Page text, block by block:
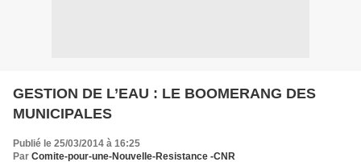
GESTION DE L’EAU : LE BOOMERANG DES
MUNICIPALES
Publié le 25/03/2014 à 16:25
Par Comite-pour-une-Nouvelle-Resistance -CNR